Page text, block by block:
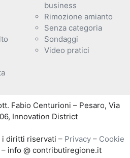
business
Rimozione amianto
Senza categoria
Sondaggi
Video pratici
Fabio Centurioni – Pesaro, Via
Innovation District
i diritti riservati – Privacy – Cookie
– info @ contributiregione.it